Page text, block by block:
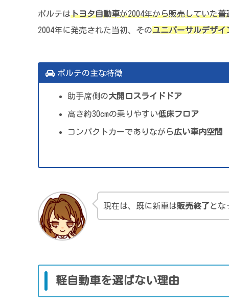
ポルテはトヨタ自動車が2004年から販売していた普
2004年に発売された当初、そのユニバーサルデザイ
ポルテの主な特徴
助手席側の大開口スライドドア
高さ約30cmの乗りやすい低床フロア
コンパクトカーでありながら広い車内空間
現在は、既に新車は販売終了とな
軽自動車を選ばない理由